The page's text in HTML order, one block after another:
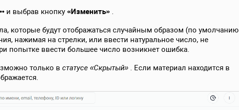
и выбрав кнопку «Изменить» .
которые будут отображаться случайным образом (по умолчанию
нажимая на стрелки, или ввести натуральное число, не
попытке ввести большее число возникнет ошибка.
только в статусе «Скрытый» . Если материал находится в